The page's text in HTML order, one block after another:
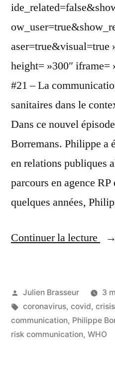
aser=true&visual=true
height= »300″ iframe=
#21 – La
sanitaires dans le
Dans ce nouvel
Borremans. Philippe a
en relations publiques
parcours en agence
quelques années,
Continuer la lecture
« La
dans
Publié
par
Julien Brasseur 3
Étiquettes :
coronavirus, covid,
communication, Philippe
risk communication, WHO